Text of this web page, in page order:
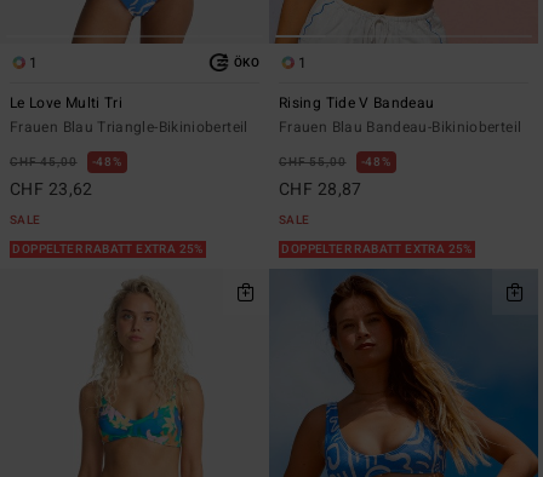
1 ÖKO
Le Love Multi Tri
Frauen Blau Triangle-Bikinioberteil
CHF 45,00 48%
CHF 23,62
SALE
DOPPELTER RABATT EXTRA 25%
1
Rising Tide V Bandeau
Frauen Blau Bandeau-Bikinioberteil
CHF 55,00 48%
CHF 28,87
SALE
DOPPELTER RABATT EXTRA 25%